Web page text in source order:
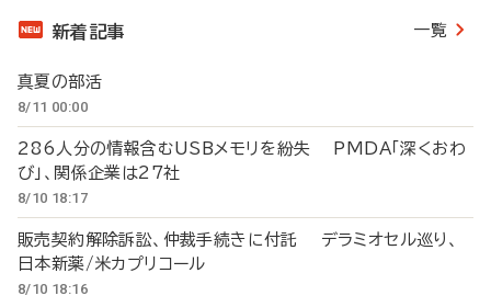
新着記事 一覧
真夏の部活
8/11 00:00
286人分の情報含むUSBメモリを紛失 PMDA「深くおわ
び」、関係企業は27社
8/10 18:17
販売契約解除訴訟、仲裁手続きに付託 デラミオセル巡り、
日本新薬/米カプリコール
8/10 18:16